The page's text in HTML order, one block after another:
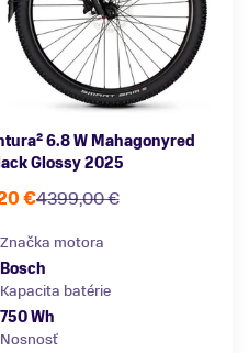
6.8 W Mahagonyred
Glossy 2025
4399,00 €
€
Značka motora
Bosch
Kapacita batérie
750 Wh
Nosnosť